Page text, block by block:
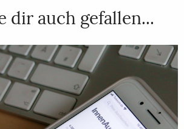
dir auch gefallen...